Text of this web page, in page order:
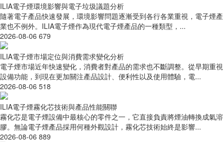
ILIA電子煙環境影響與電子垃圾議題分析
隨著電子產品快速發展，環境影響問題逐漸受到各行各業重視，電子煙產
業也不例外。ILIA電子煙作為現代電子煙產品的一種類型，...
2026-08-06 679
ILIA電子煙市場定位與消費需求變化分析
電子煙市場近年快速變化，消費者對產品的需求也不斷調整。從早期重視
設備功能，到現在更加關注產品設計、便利性以及使用體驗，電...
2026-08-06 518
ILIA電子煙霧化芯技術與產品性能關聯
霧化芯是電子煙設備中最核心的零件之一，它直接負責將煙油轉換成氣溶
膠。無論電子煙產品採用何種外觀設計，霧化芯技術始終是影響...
2026-08-06 889